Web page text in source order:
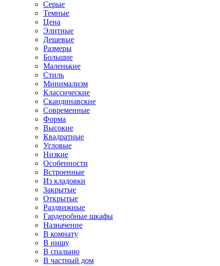
Серые
Темные
Цена
Элитные
Дешевые
Размеры
Большие
Маленькие
Стиль
Минимализм
Классические
Скандинавские
Современные
Форма
Высокие
Квадратные
Угловые
Низкие
Особенности
Встроенные
Из кладовки
Закрытые
Открытые
Раздвижные
Гардеробные шкафы
Назначение
В комнату
В нишу
В спальню
В частный дом